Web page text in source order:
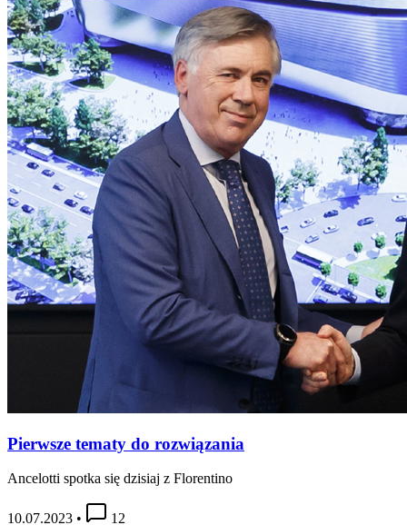
Pierwsze tematy do rozwiązania
Ancelotti spotka się dzisiaj z Florentino
10.07.2023 •
12